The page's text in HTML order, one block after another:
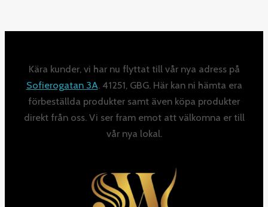
Kära kunder, vi har nu flyttat till vår nya adress på
Sofierogatan 3A. 41251, GBG. Här kan ni hämta era
förbeställda produkter samt även köpa produkter
direkt från oss. Vi ser fram emot att välkomna er till
vår nya lokal.